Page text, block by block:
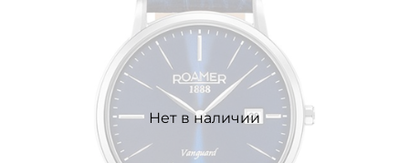
Нет в наличии